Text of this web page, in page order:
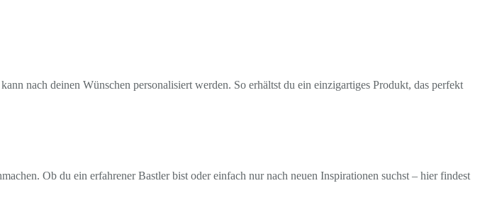
nach deinen Wünschen personalisiert werden. So erhältst du ein einzigartiges Produkt, das perfekt
Ob du ein erfahrener Bastler bist oder einfach nur nach neuen Inspirationen suchst – hier findest